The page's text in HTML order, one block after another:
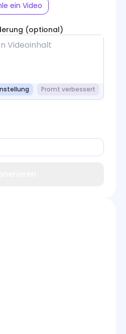
ein Video
(optional)
Promt verbessert